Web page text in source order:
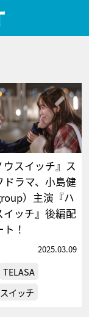
ウスイッチ』ス
ドラマ、小島健
）主演『ハ
イッチ』後編配
！
2025.03.09
TELASA
イッチ